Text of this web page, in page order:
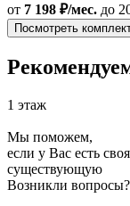
от 7 198 ₽/мес. до
Посмотреть
1 этаж
Мы поможем,
если у Вас есть
существующую
Возникли